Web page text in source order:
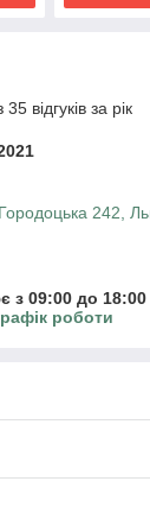
відгуків за рік
242,
з 09:00 до 18:00
роботи